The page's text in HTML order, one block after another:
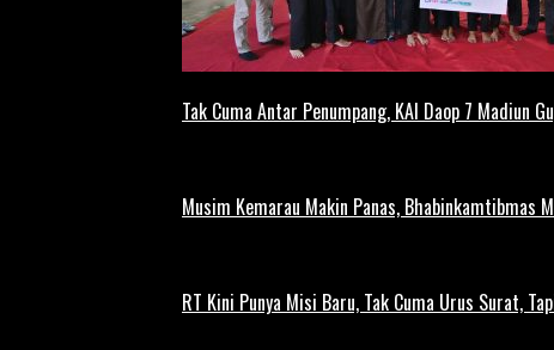
Tak Cuma Antar Penumpang, KAI Daop 7 Madiun
Musim Kemarau Makin Panas, Bhabinkamtibmas
RT Kini Punya Misi Baru, Tak Cuma Urus Surat,